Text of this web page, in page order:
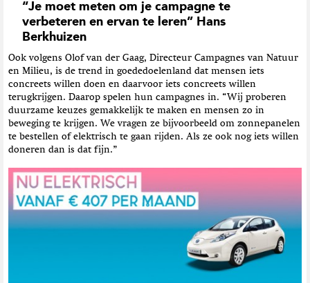
“Je moet meten om je campagne te
verbeteren en ervan te leren” Hans
Berkhuizen
Ook volgens Olof van der Gaag, Directeur Campagnes van Natuur
en Milieu, is de trend in goededoelenland dat mensen iets
concreets willen doen en daarvoor iets concreets willen
terugkrijgen. Daarop spelen hun campagnes in. “Wij proberen
duurzame keuzes gemakkelijk te maken en mensen zo in
beweging te krijgen. We vragen ze bijvoorbeeld om zonnepanelen
te bestellen of elektrisch te gaan rijden. Als ze ook nog iets willen
doneren dan is dat fijn.”